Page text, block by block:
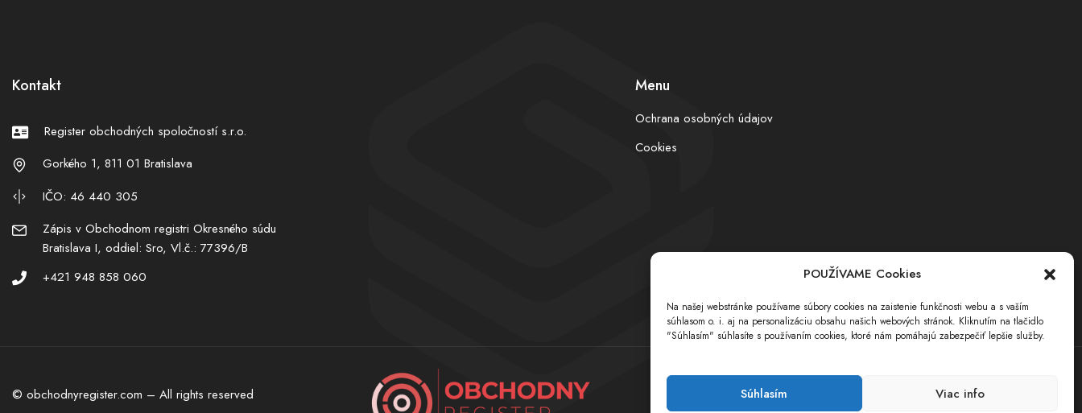
POUŽÍVAME Cookies
Na našej webstránke používame súbory cookies na zaistenie funkčnosti webu a s vaším
súhlasom o. i. aj na personalizáciu obsahu našich webových stránok. Kliknutím na tlačidlo
"Súhlasím" súhlasíte s používaním cookies, ktoré nám pomáhajú zabezpečiť lepšie služby.
Súhlasím Viac info
Kontakt
Register obchodných spoločností s.r.o.
Gorkého 1, 811 01 Bratislava
IČO: 46 440 305
Zápis v Obchodnom registri Okresného súdu
Bratislava I, oddiel: Sro, Vl.č.: 77396/B
+421 948 858 060
Menu
Ochrana osobných údajov
Cookies
© obchodnyregister.com – All rights reserved